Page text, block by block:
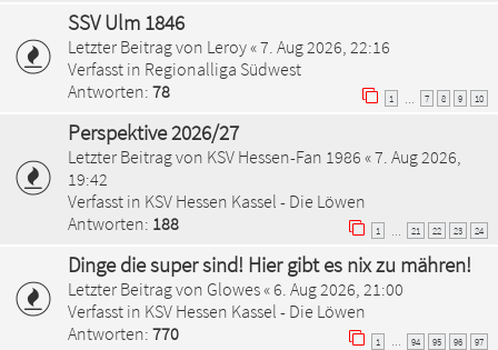
SSV Ulm 1846
Letzter Beitrag von Leroy«7. Aug 2026, 22:16
Verfasst in Regionalliga Südwest
Antworten: 78 1 … 7 8 9 10
Perspektive 2026/27
Letzter Beitrag von KSV Hessen-Fan 1986 «7. Aug 2026,
19:42
Verfasst in KSV Hessen Kassel - Die Löwen
Antworten: 188 1 … 21 22 23 24
Dinge die super sind! Hier gibt es nix zu mähren!
Letzter Beitrag von Glowes«6. Aug 2026, 21:00
Verfasst in KSV Hessen Kassel - Die Löwen
Antworten: 770 1 … 94 95 96 97